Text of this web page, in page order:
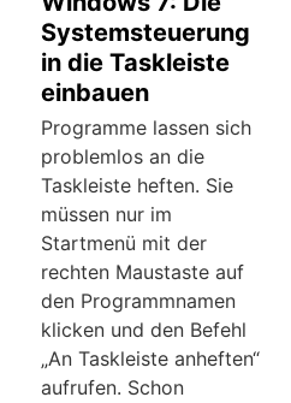
Systemsteuerung
in die Taskleiste
einbauen
Programme lassen sich
problemlos an die
Taskleiste heften. Sie
müssen nur im
Startmenü mit der
rechten Maustaste auf
den Programmnamen
klicken und den Befehl
„An Taskleiste anheften“
aufrufen. Schon